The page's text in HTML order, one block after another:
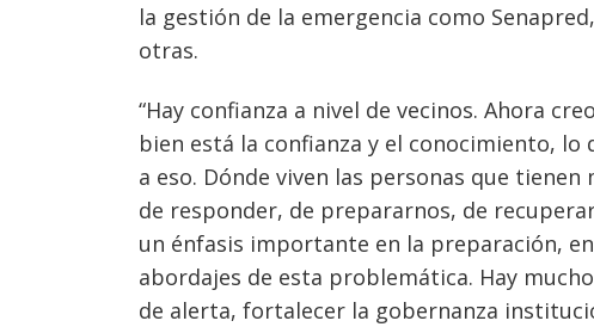
la gestión de la emergencia como
otras.
“Hay confianza a nivel de vecinos. Ahora
bien está la confianza y el conocimiento,
a eso. Dónde viven las personas que
de responder, de prepararnos, de
un énfasis importante en la preparación,
abordajes de esta problemática. Hay
de alerta, fortalecer la gobernanza